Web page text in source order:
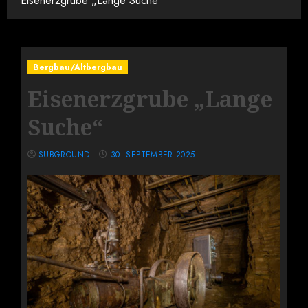
Bergbau/Altbergbau
Eisenerzgrube „Lange
Suche“
SUBGROUND 30. SEPTEMBER 2025